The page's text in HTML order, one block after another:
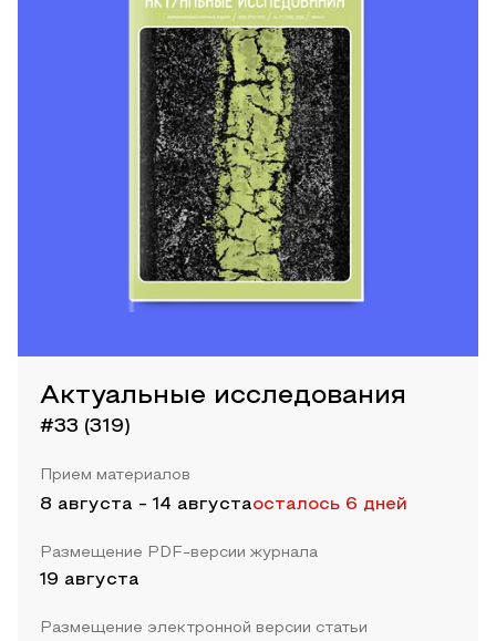
Актуальные исследования
#33 (319)
Прием материалов
8 августа - 14 августаосталось 6 дней
Размещение PDF-версии журнала
19 августа
Размещение электронной версии статьи